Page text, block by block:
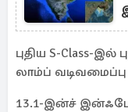
புதிய S-Class-இல்
லாம்ப்
13.1-இன்ச்